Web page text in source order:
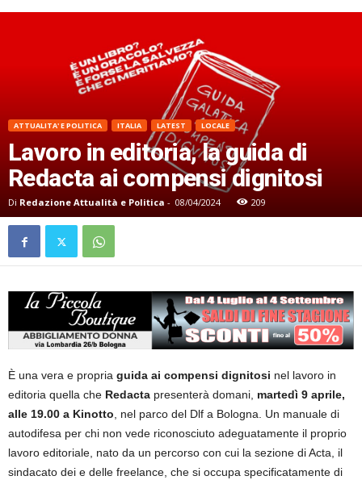
ATTUALITA' E POLITICA ITALIA LATEST LOCALE
Lavoro in editoria, la guida di
Redacta ai compensi dignitosi
Di Redazione Attualità e Politica - 08/04/2024 209
È una vera e propria guida ai compensi dignitosi nel lavoro in
editoria quella che Redacta presenterà domani, martedì 9 aprile,
alle 19.00 a Kinotto, nel parco del Dlf a Bologna. Un manuale di
autodifesa per chi non vede riconosciuto adeguatamente il proprio
lavoro editoriale, nato da un percorso con cui la sezione di Acta, il
sindacato dei e delle freelance, che si occupa specificatamente di